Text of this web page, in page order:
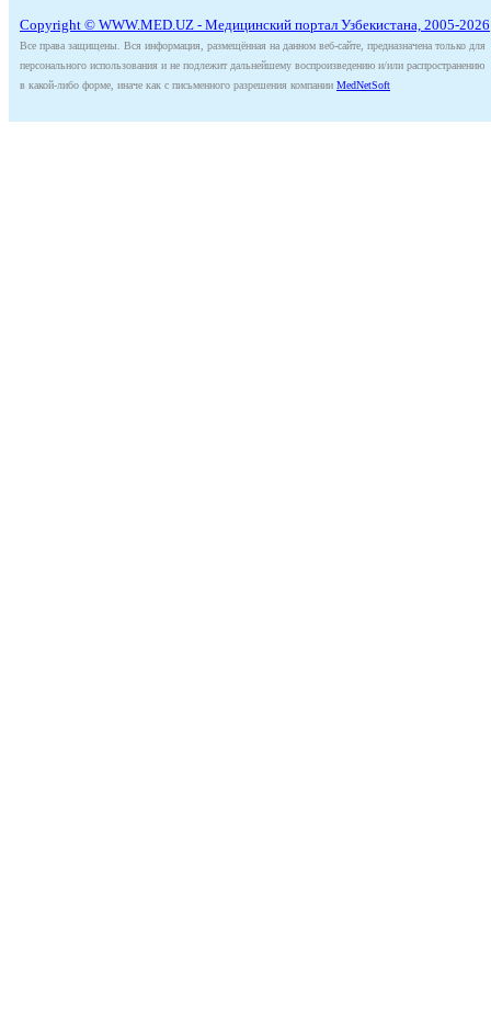
Copyright © WWW.MED.UZ - Медицинский портал Узбекистана, 2005-2026
Все права защищены. Вся информация, размещённая на данном веб-сайте, предназначена только для
персонального использования и не подлежит дальнейшему воспроизведению и/или распространению
в какой-либо форме, иначе как с письменного разрешения компании MedNetSoft